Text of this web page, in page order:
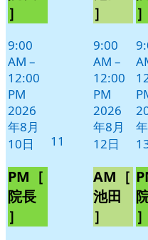
日
ト)
］
9:00
AM –
12:00
PM
2026
年8月
10日
PM［
院長
］
11
ン
ト)
］
9:00
AM –
12:00
PM
2026
年8月
12日
AM［
池田
］
］
］